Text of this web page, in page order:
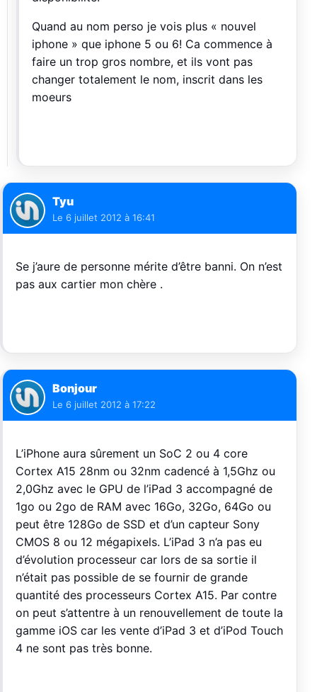
Quand au nom perso je vois plus « nouvel
iphone » que iphone 5 ou 6! Ca commence à
faire un trop gros nombre, et ils vont pas
changer totalement le nom, inscrit dans les
moeurs
Tyu
Le 6 juillet 2012 à 16:41
Se j’aure de personne mérite d’être banni. On n’est
pas aux cartier mon chère .
Bonjour
Le 6 juillet 2012 à 17:22
L’iPhone aura sûrement un SoC 2 ou 4 core
Cortex A15 28nm ou 32nm cadencé à 1,5Ghz ou
2,0Ghz avec le GPU de l’iPad 3 accompagné de
1go ou 2go de RAM avec 16Go, 32Go, 64Go ou
peut être 128Go de SSD et d’un capteur Sony
CMOS 8 ou 12 mégapixels. L’iPad 3 n’a pas eu
d’évolution processeur car lors de sa sortie il
n’était pas possible de se fournir de grande
quantité des processeurs Cortex A15. Par contre
on peut s’attentre à un renouvellement de toute la
gamme iOS car les vente d’iPad 3 et d’iPod Touch
4 ne sont pas très bonne.